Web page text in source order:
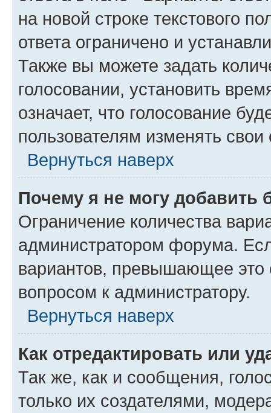
на новой строке текстового
ответа ограничено и
Также вы можете задать
голосовании, установить
означает, что голосование
пользователям изменять свои
Вернуться наверх
Почему я не могу добавить
Ограничение количества
администратором форума.
вариантов, превышающее это
вопросом к администратору.
Вернуться наверх
Как отредактировать или
Так же, как и сообщения,
только их создателями,